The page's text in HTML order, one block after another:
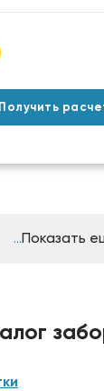
Получить
Показать